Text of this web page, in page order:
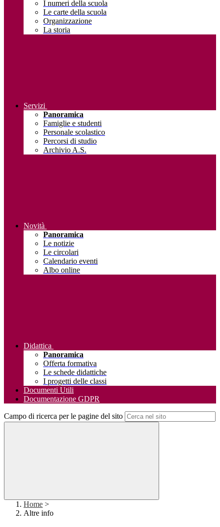
I numeri della scuola
Le carte della scuola
Organizzazione
La storia
Servizi
Panoramica
Famiglie e studenti
Personale scolastico
Percorsi di studio
Archivio A.S.
Novità
Panoramica
Le notizie
Le circolari
Calendario eventi
Albo online
Didattica
Panoramica
Offerta formativa
Le schede didattiche
I progetti delle classi
Documenti Utili
Documentazione GDPR
Campo di ricerca per le pagine del sito
Home >
Altre info